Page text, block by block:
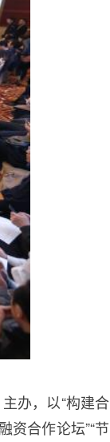
办，以“构建合
资合作论坛”“节